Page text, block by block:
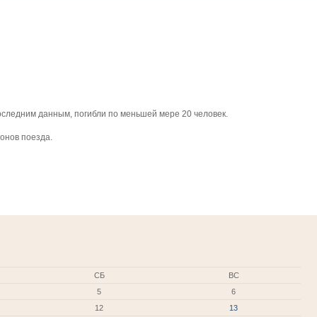
данным, погибли по меньшей мере 20 человек.
поезда.
СБ
ВС
5
6
12
13